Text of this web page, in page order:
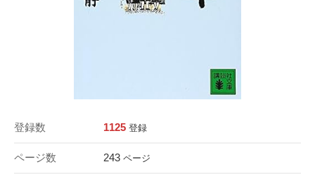
登録数 1125 登録
ページ数 243 ページ